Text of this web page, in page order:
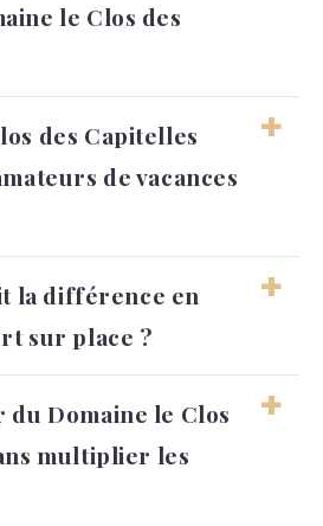
le Clos des
à un séjour calme,
tourné vers la nature. Le
bien aux vacanciers qui
intense.
des Capitelles
de vacances
et l’organisation du site
de repos. Les activités
s’intègrent dans une
la différence en
sur place ?
l’équilibre entre
qualité, espaces bien
orientées détente.
Domaine le Clos
multiplier les